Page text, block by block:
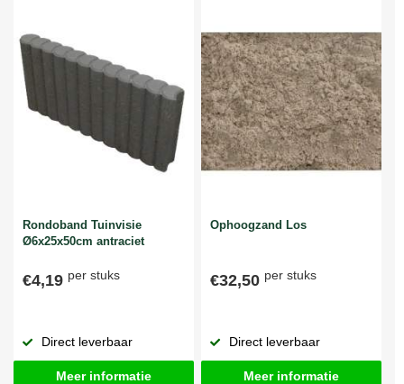
Rondoband Tuinvisie
Ø6x25x50cm antraciet
€4,19 per stuks
Direct leverbaar
Meer informatie
Ophoogzand Los
€32,50 per stuks
Direct leverbaar
Meer informatie